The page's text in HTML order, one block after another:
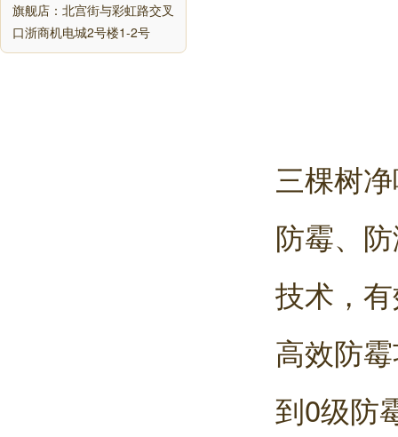
旗舰店：北宫街与彩虹路交叉
口浙商机电城2号楼1-2号
三棵树
防霉、
技术，
高效防
到0级防